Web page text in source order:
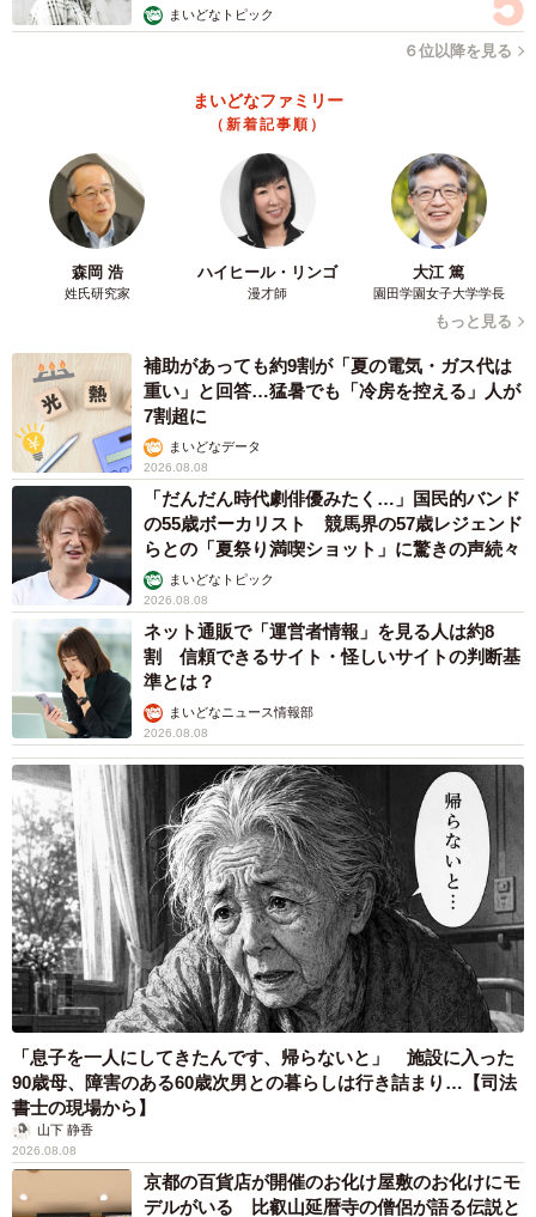
まいどなトピック
６位以降を見る
まいどなファミリー
（新着記事順）
森岡 浩
姓氏研究家
ハイヒール・リンゴ
漫才師
大江 篤
園田学園女子大学学長
もっと見る
補助があっても約9割が「夏の電気・ガス代は
重い」と回答…猛暑でも「冷房を控える」人が
7割超に
まいどなデータ
2026.08.08
「だんだん時代劇俳優みたく…」国民的バンド
の55歳ボーカリスト 競馬界の57歳レジェンド
らとの「夏祭り満喫ショット」に驚きの声続々
まいどなトピック
2026.08.08
ネット通販で「運営者情報」を見る人は約8
割 信頼できるサイト・怪しいサイトの判断基
準とは？
まいどなニュース情報部
2026.08.08
「息子を一人にしてきたんです、帰らないと」 施設に入った
90歳母、障害のある60歳次男との暮らしは行き詰まり…【司法
書士の現場から】
山下 静香
2026.08.08
京都の百貨店が開催のお化け屋敷のお化けにモ
デルがいる 比叡山延暦寺の僧侶が語る伝説と